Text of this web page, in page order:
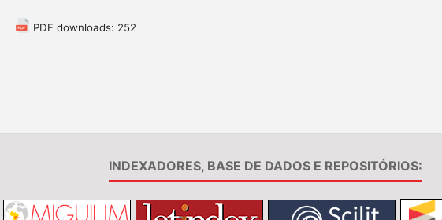
PDF downloads: 252
INDEXADORES, BASE DE DADOS E REPOSITÓRIOS: